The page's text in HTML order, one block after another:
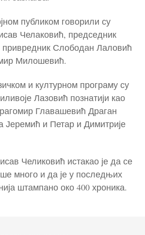
публиком говорили су
Челаковић, председник
Слободан Лаловић
Милошевић.
и културном програму су
Лазовић познатији као
Главашевић Драган
Јеремић и Петар и Димитрије
Челиковић истакао је да се
много и да је у последњих
штампано око 400 хроника.